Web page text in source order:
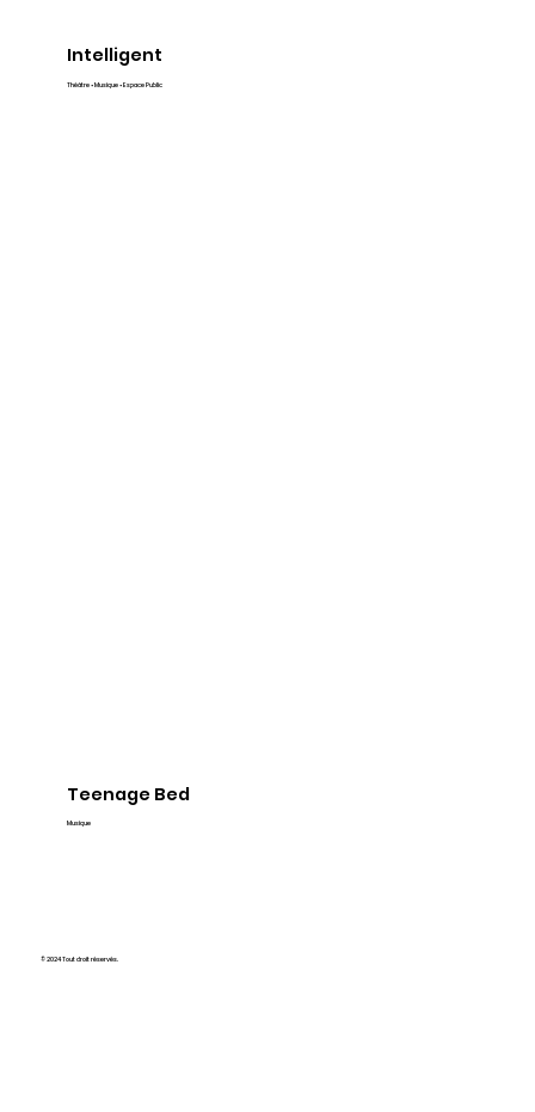
Intelligent
Théâtre • Musique • Espace Public
Teenage Bed
Musique
© 2024 Tout droit réservés.